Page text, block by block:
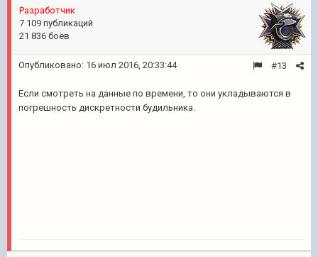
Разработчик
7 109 публикаций
21 836 боёв
#13
Опубликовано: 16 июл 2016, 20:33:44
Если смотреть на данные по времени, то они укладываются в
погрешность дискретности будильника.